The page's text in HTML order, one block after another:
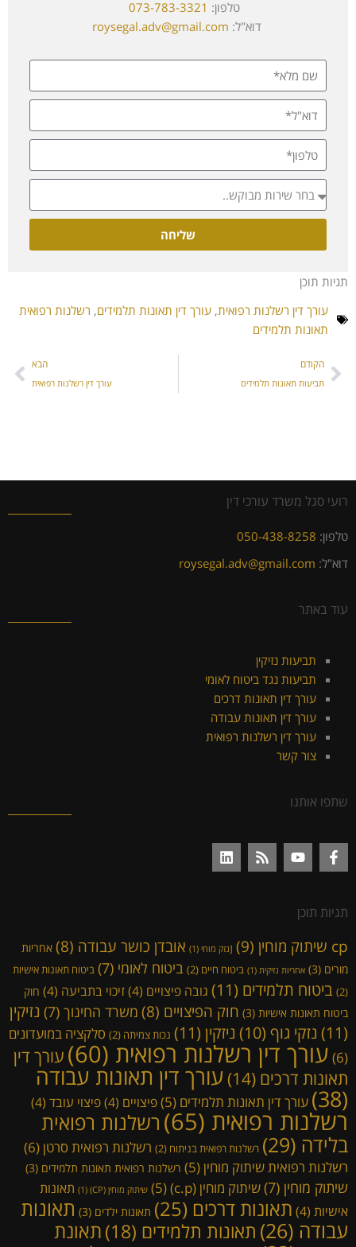
טלפון: 073-783-3321
דוא"ל: roysegal.adv@gmail.com
שליחה
תגיות תוכן
עורך דין רשלנות רפואית, עורך דין תאונות תלמידים, רשלנות רפואית
תאונות תלמידים
הקודם
תביעות תאונות תלמידים
הבא
עורך דין רשלנות רפואית
רועי סגל משרד עורכי דין
טלפון: 050-438-8258
דוא"ל: roysegal.adv@gmail.com
עוד באתר
תביעות נזיקין
תביעות נגד ביטוח לאומי
עורך דין תאונות דרכים
עורך דין תאונות עבודה
עורך דין רשלנות רפואית
צור קשר
שתפו אותנו
תגיות תוכן
cp שיתוק מוחין (9) [נזק מוחי (1) אובדן כושר עבודה (8)
אחריות
מורים (3) אחריות נזיקית (1) ביטוח חיים (2) ביטוח לאומי (7)
ביטוח תאונות אישיות
(2)
ביטוח תלמידים (11) גובה פיצויים (4) זיכוי בתביעה (4)
חוק
ביטוח תאונות אישיות (3) חוק הפיצויים (8) משרד החינוך (7)
נזיקין
(11)
נזקי גוף (10) ניזקין (11) נכות צמיתה (2)
סלקציה במועדונים
(6)
עורך דין רשלנות רפואית (60)
עורך דין
תאונות דרכים (14) עורך דין תאונות עבודה
(38) עורך דין תאונות תלמידים (5) פיצויים (4) פיצוי עובד (4)
רשלנות רפואית (65)
רשלנות רפואית
בלידה (29) רשלנות רפואית בניתוח (2) רשלנות רפואית סרטן(6)
רשלנות רפואית שיתוק מוחין(5) רשלנות רפואית תאונות תלמידים (3)
שיתוק מוחין (7) שיתוק מוחין (c.p) (5) שיתוק מוחין (CP) (1)
תאונות
אישיות (4) תאונות דרכים (25) תאונות ילדים (3)
תאונות
עבודה (26) תאונות תלמידים (18)
תאונת